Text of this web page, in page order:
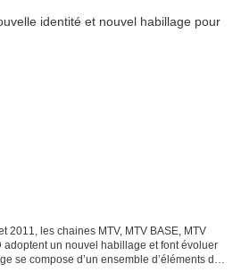
2011, les chaines MTV, MTV BASE, MTV
adoptent un nouvel habillage et font évoluer
se compose d’un ensemble d’éléments de